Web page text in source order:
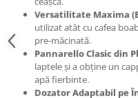
Versatilitate Maxima
utilizat atât cu cafea
pre-măcinată.
Pannarello Clasic din
laptele și a obține un
apă fierbinte.
Dozator Adaptabil pe